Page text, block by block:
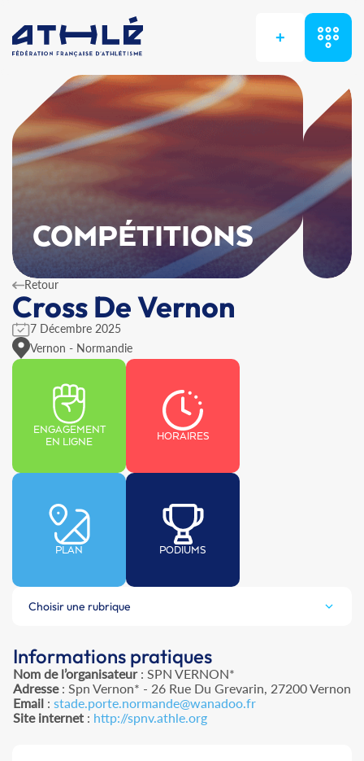
+
COMPÉTITIONS
Retour
Cross De Vernon
7 Décembre 2025
Vernon - Normandie
ENGAGEMENT
EN LIGNE
HORAIRES
PLAN PODIUMS
Choisir une rubrique
Informations pratiques
Nom de l’organisateur: SPN VERNON*
Adresse: Spn Vernon* - 26 Rue Du Grevarin, 27200 Vernon
Email : stade.porte.normande@wanadoo.fr
Site internet : http://spnv.athle.org